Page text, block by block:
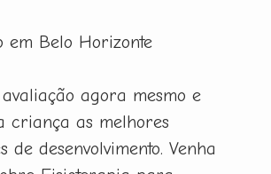
em Belo Horizonte
agora mesmo e
criança as melhores
de desenvolvimento. Venha